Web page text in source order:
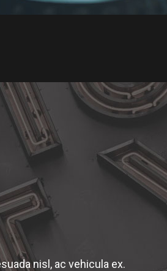
nisl, ac vehicula ex.